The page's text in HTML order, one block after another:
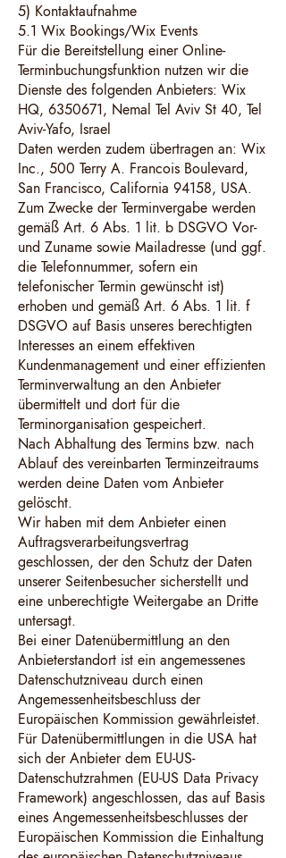
5) Kontaktaufnahme
5.1 Wix Bookings/Wix Events
Für die Bereitstellung einer Online-
Terminbuchungsfunktion nutzen wir die
Dienste des folgenden Anbieters: Wix
HQ, 6350671, Nemal Tel Aviv St 40, Tel
Aviv-Yafo, Israel
Daten werden zudem übertragen an: Wix
Inc., 500 Terry A. Francois Boulevard,
San Francisco, California 94158, USA.
Zum Zwecke der Terminvergabe werden
gemäß Art. 6 Abs. 1 lit. b DSGVO Vor-
und Zuname sowie Mailadresse (und ggf.
die Telefonnummer, sofern ein
telefonischer Termin gewünscht ist)
erhoben und gemäß Art. 6 Abs. 1 lit. f
DSGVO auf Basis unseres berechtigten
Interesses an einem effektiven
Kundenmanagement und einer effizienten
Terminverwaltung an den Anbieter
übermittelt und dort für die
Terminorganisation gespeichert.
Nach Abhaltung des Termins bzw. nach
Ablauf des vereinbarten Terminzeitraums
werden deine Daten vom Anbieter
gelöscht.
Wir haben mit dem Anbieter einen
Auftragsverarbeitungsvertrag
geschlossen, der den Schutz der Daten
unserer Seitenbesucher sicherstellt und
eine unberechtigte Weitergabe an Dritte
untersagt.
Bei einer Datenübermittlung an den
Anbieterstandort ist ein angemessenes
Datenschutzniveau durch einen
Angemessenheitsbeschluss der
Europäischen Kommission gewährleistet.
Für Datenübermittlungen in die USA hat
sich der Anbieter dem EU-US-
Datenschutzrahmen (EU-US Data Privacy
Framework) angeschlossen, das auf Basis
eines Angemessenheitsbeschlusses der
Europäischen Kommission die Einhaltung